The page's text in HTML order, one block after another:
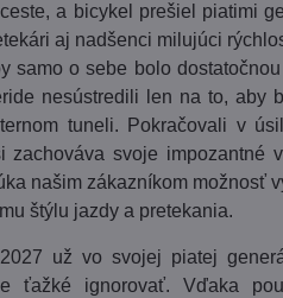
a bicykel prešiel piatimi
aj nadšenci milujúci
samo o sebe bolo
nesústredili len na to, aby
tuneli. Pokračovali v
zachováva svoje impozantné
našim zákazníkom možnosť
štýlu jazdy a pretekania.
už vo svojej piatej
ignorovať. Vďaka